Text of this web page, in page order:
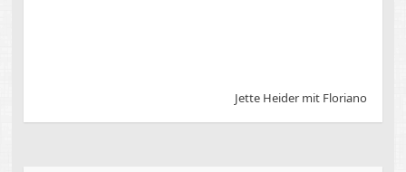
Jette Heider mit Floriano